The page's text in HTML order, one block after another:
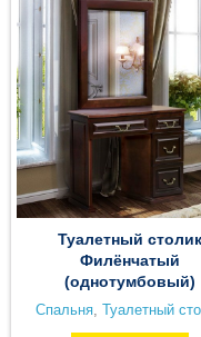
Туалетный столик
Филёнчатый
(однотумбовый)
Спальня, Туалетный